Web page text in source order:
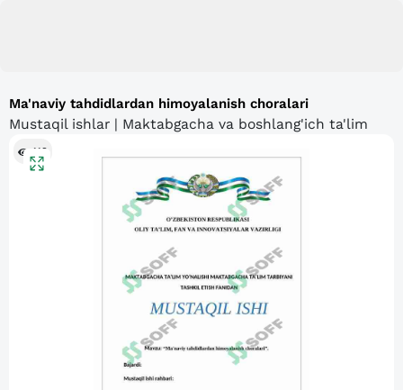
Ma'naviy tahdidlardan himoyalanish choralari
Mustaqil ishlar | Maktabgacha va boshlang'ich ta'lim
112